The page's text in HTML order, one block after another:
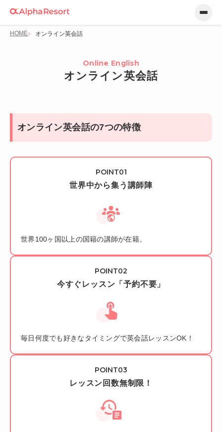
HOME オンライン英会話
Online English
オンライン英会話
オンライン英会話の7つの特徴
世界中から集う講師陣
世界100ヶ国以上の国籍の講師が在籍。
今すぐレッスン「予約不要」
毎日何度でも好きなタイミングで英会話レッスンOK！
レッスン回数無制限！